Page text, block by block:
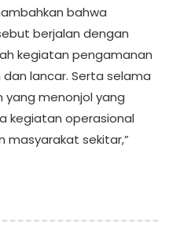
bahwa
berjalan dengan
kegiatan pengamanan
lancar. Serta selama
menonjol yang
kegiatan operasional
masyarakat sekitar,”